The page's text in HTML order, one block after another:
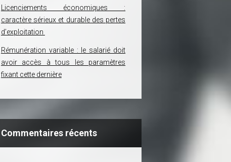
Licenciements économiques :
caractère sérieux et durable des pertes
d’exploitation
Rémunération variable : le salarié doit
avoir accès à tous les paramètres
fixant cette dernière
Commentaires récents